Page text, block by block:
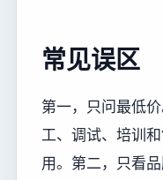
常见误区
第一，只问最低
工、调试、培训
用。第二，只看